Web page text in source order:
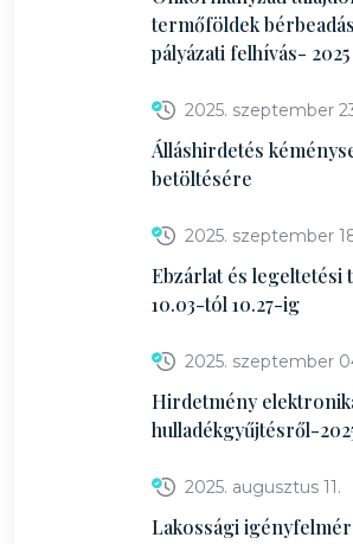
termőföldek
pályázati felhívás- 2025
2025. szeptember
Álláshirdetés
betöltésére
2025. szeptember
Ebzárlat és legeltetési
10.03-tól 10.27-ig
2025. szeptember
Hirdetmény
hulladékgyűjtésről-
2025. augusztus 11.
Lakossági